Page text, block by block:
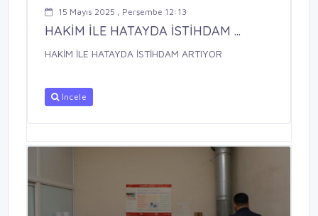
15 Mayıs 2025 , Perşembe 12:13
HAKİM İLE HATAYDA İSTİHDAM ...
HAKİM İLE HATAYDA İSTİHDAM ARTIYOR
İncele